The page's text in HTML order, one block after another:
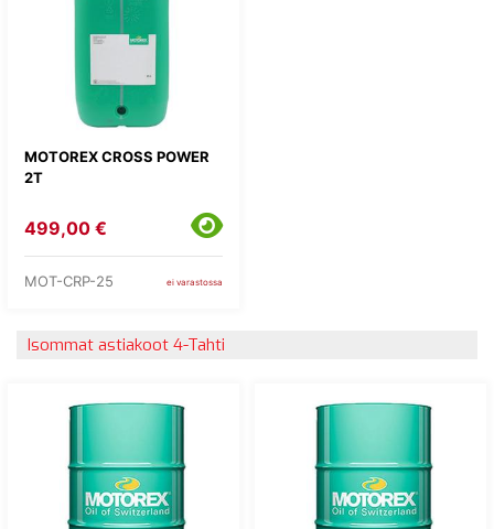
MOTOREX CROSS POWER
2T
499,00 €
MOT-CRP-25 ei varastossa
Isommat astiakoot 4-Tahti